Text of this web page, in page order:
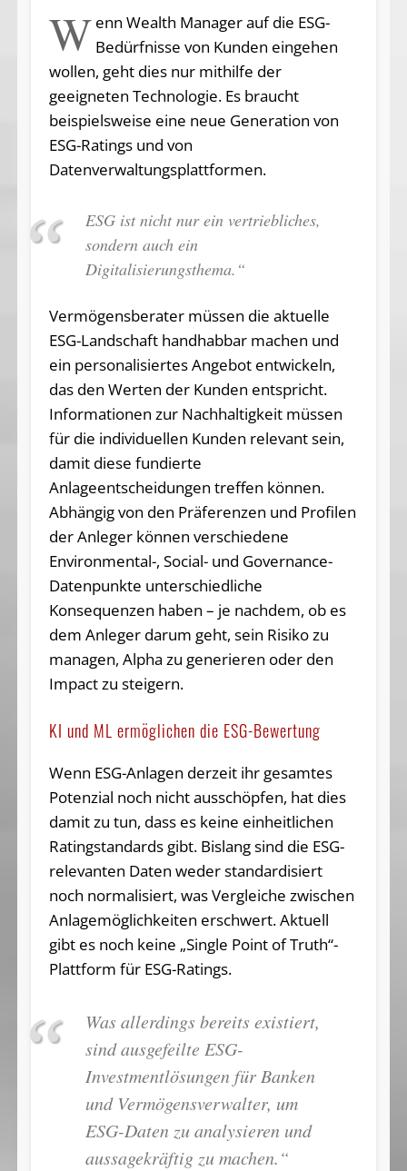
W enn Wealth Manager auf die ESG-
Bedürfnisse von Kunden eingehen
wollen, geht dies nur mithilfe der
geeigneten Technologie. Es braucht
beispielsweise eine neue Generation von
ESG-Ratings und von
Datenverwaltungsplattformen.
ESG ist nicht nur ein vertriebliches,
sondern auch ein
Digitalisierungsthema.“
Vermögensberater müssen die aktuelle
ESG-Landschaft handhabbar machen und
ein personalisiertes Angebot entwickeln,
das den Werten der Kunden entspricht.
Informationen zur Nachhaltigkeit müssen
für die individuellen Kunden relevant sein,
damit diese fundierte
Anlageentscheidungen treffen können.
Abhängig von den Präferenzen und Profilen
der Anleger können verschiedene
Environmental-, Social- und Governance-
Datenpunkte unterschiedliche
Konsequenzen haben – je nachdem, ob es
dem Anleger darum geht, sein Risiko zu
managen, Alpha zu generieren oder den
Impact zu steigern.
KI und ML ermöglichen die ESG-Bewertung
Wenn ESG-Anlagen derzeit ihr gesamtes
Potenzial noch nicht ausschöpfen, hat dies
damit zu tun, dass es keine einheitlichen
Ratingstandards gibt. Bislang sind die ESG-
relevanten Daten weder standardisiert
noch normalisiert, was Vergleiche zwischen
Anlagemöglichkeiten erschwert. Aktuell
gibt es noch keine „Single Point of Truth“-
Plattform für ESG-Ratings.
Was allerdings bereits existiert,
sind ausgefeilte ESG-
Investmentlösungen für Banken
und Vermögensverwalter, um
ESG-Daten zu analysieren und
aussagekräftig zu machen.“